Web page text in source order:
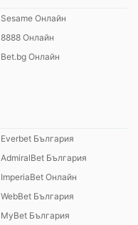
Sesame Онлайн
8888 Онлайн
Bet.bg Онлайн
Everbet България
AdmiralBet България
ImperiaBet Онлайн
WebBet България
MyBet България